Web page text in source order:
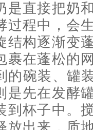
是直接把奶
过程中，会
结构逐渐变
裹在蓬松的
的碗装、罐
是先在发酵
到杯子中。
放出来，质